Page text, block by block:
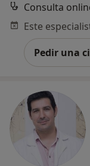
Consulta
Pedir una